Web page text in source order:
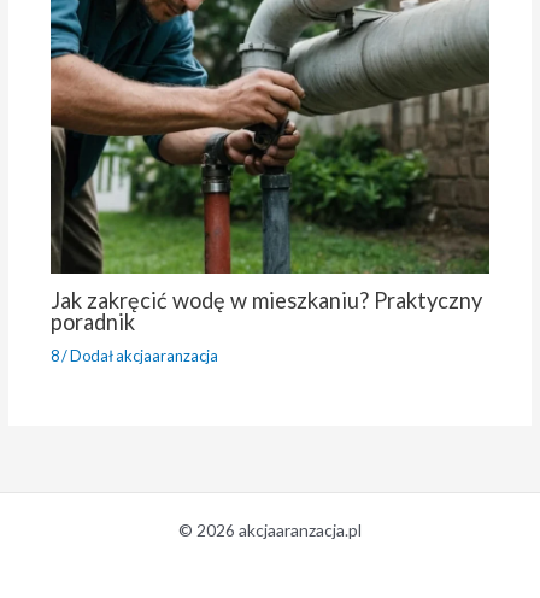
Jak zakręcić wodę w mieszkaniu? Praktyczny
poradnik
8/ Dodałakcjaaranzacja
© 2026 akcjaaranzacja.pl